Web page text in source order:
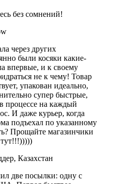
без сомнений!
через других
были косяки какие-
впервые, и к своему
не к чему! Товар
упакован идеально,
супер быстрые,
процессе на каждый
И даже курьер, когда
подъехал по указанному
Прощайте магазинчики
тут!!!)))))
Казахстан
две посылки: одну с